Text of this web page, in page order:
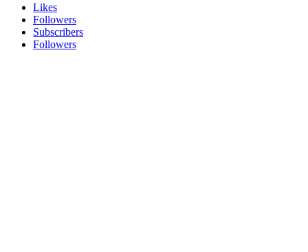
Likes
Followers
Subscribers
Followers